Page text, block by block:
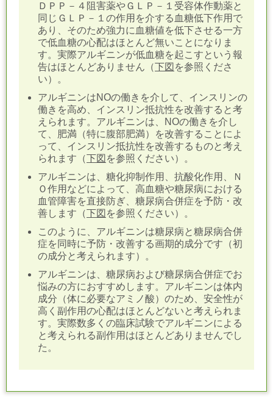
ＤＰＰ－４阻害薬やＧＬＰ－１受容体作動薬と
同じＧＬＰ－１の作用を介する血糖低下作用で
あり、そのため強力に血糖値を低下させる一方
で低血糖の心配はほとんど無いことになりま
す。実際アルギニンが低血糖を起こすという報
告はほとんどありません（下図 を参照くださ
い）。
アルギニンはNOの働きを介して
インスリンの
働きを高め、インスリン抵抗性を改善すると考
えられます。アルギニンは、NOの働きを介し
て、肥満（特に腹部肥満）を改善することによ
って、インスリン抵抗性を改善するものと考え
られます（下図 を参照ください）。
アルギニンは、糖化抑制作用、抗酸化作用、Ｎ
Ｏ作用などによって、高血糖や糖尿病における
血管障害を直接防ぎ、糖尿病合併症を予防・改
善します（下図 を参照ください）。
このように、アルギニンは糖尿病と糖尿病合併
症を同時に予防・改善する画期的成分です（初
の成分と考えられます）。
アルギニンは、糖尿病および糖尿病合併症でお
悩みの方におすすめします。アルギニンは体内
成分（体に必要なアミノ酸）のため、安全性が
高く副作用の心配はほとんどないと考えられま
す。実際数多くの臨床試験でアルギニンによる
と考えられる副作用はほとんどありませんでし
た。